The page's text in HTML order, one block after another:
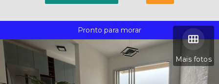
Mais fotos
Pronto para morar